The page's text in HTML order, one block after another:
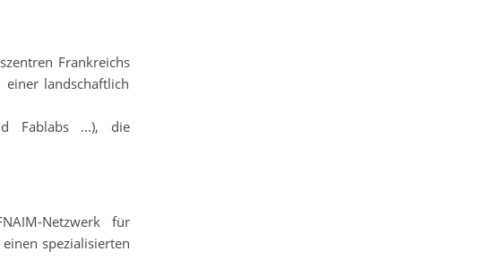
Frankreichs
landschaftlich
Fablabs ...), die
Netzwerk für
spezialisierten